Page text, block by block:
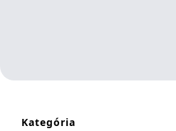
Kategória